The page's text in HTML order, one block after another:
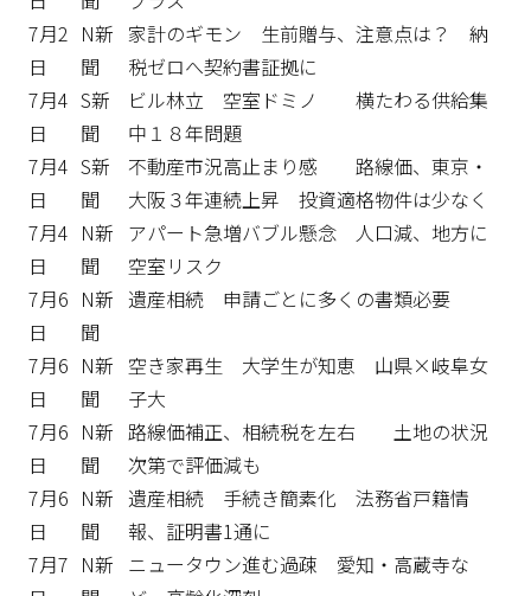
7月2
日
N新
聞
家計のギモン 生前贈与、注意点は？ 納
税ゼロへ契約書証拠に
7月4
日
S新
聞
ビル林立 空室ドミノ 横たわる供給集
中１８年問題
7月4
日
S新
聞
不動産市況高止まり感 路線価、東京・
大阪３年連続上昇 投資適格物件は少なく
7月4
日
N新
聞
アパート急増バブル懸念 人口減、地方に
空室リスク
7月6
日
N新
聞
遺産相続 申請ごとに多くの書類必要
7月6
日
N新
聞
空き家再生 大学生が知恵 山県×岐阜女
子大
7月6
日
N新
聞
路線価補正、相続税を左右 土地の状況
次第で評価減も
7月6
日
N新
聞
遺産相続 手続き簡素化 法務省戸籍情
報、証明書1通に
7月7 N新 ニュータウン進む過疎 愛知・高蔵寺な